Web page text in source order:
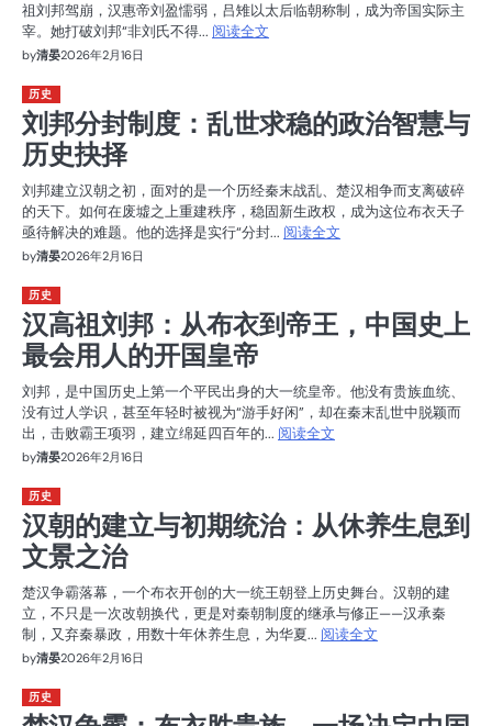
祖刘邦驾崩，汉惠帝刘盈懦弱，吕雉以太后临朝称制，成为帝国实际主
宰。她打破刘邦“非刘氏不得... 阅读全文
by清晏2026年2月16日
历史
刘邦分封制度：乱世求稳的政治智慧与
历史抉择
刘邦建立汉朝之初，面对的是一个历经秦末战乱、楚汉相争而支离破碎
的天下。如何在废墟之上重建秩序，稳固新生政权，成为这位布衣天子
亟待解决的难题。他的选择是实行“分封... 阅读全文
by清晏2026年2月16日
历史
汉高祖刘邦：从布衣到帝王，中国史上
最会用人的开国皇帝
刘邦，是中国历史上第一个平民出身的大一统皇帝。他没有贵族血统、
没有过人学识，甚至年轻时被视为“游手好闲”，却在秦末乱世中脱颖而
出，击败霸王项羽，建立绵延四百年的... 阅读全文
by清晏2026年2月16日
历史
汉朝的建立与初期统治：从休养生息到
文景之治
楚汉争霸落幕，一个布衣开创的大一统王朝登上历史舞台。汉朝的建
立，不只是一次改朝换代，更是对秦朝制度的继承与修正——汉承秦
制，又弃秦暴政，用数十年休养生息，为华夏... 阅读全文
by清晏2026年2月16日
历史